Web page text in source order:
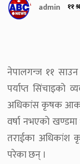
admin ११
नेपालगन्ज ११ साउन
पर्याप्त सिंचाइको
अधिकांस कृषक
वर्षा नभएको
तराईका अधिकांश
परेका छन् ।